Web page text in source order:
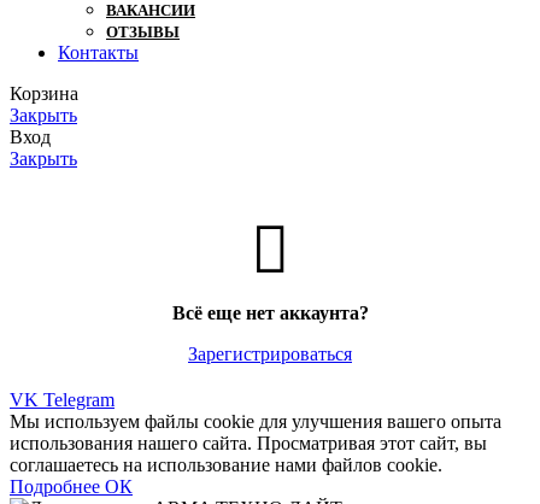
ВАКАНСИИ
ОТЗЫВЫ
Контакты
Корзина
Закрыть
Вход
Закрыть
Всё еще нет аккаунта?
Зарегистрироваться
VK Telegram
Мы используем файлы cookie для улучшения вашего опыта
использования нашего сайта. Просматривая этот сайт, вы
соглашаетесь на использование нами файлов cookie.
Подробнее Подробнее
ОК